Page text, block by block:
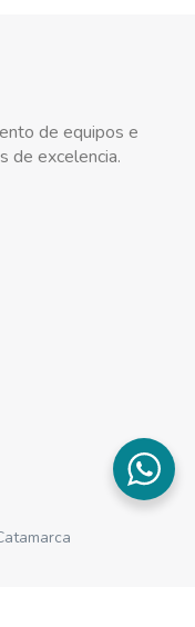
de equipos e
de excelencia.